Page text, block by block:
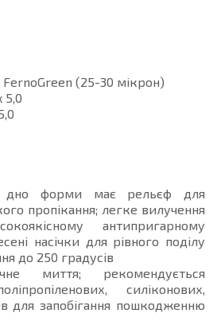
(25-30 мікрон)
5,0
дно форми має рельєф для
пропікання; легке вилучення
антипригарному
насічки для рівного поділу
до 250 градусів
миття; рекомендується
силіконових,
для запобігання пошкодженню